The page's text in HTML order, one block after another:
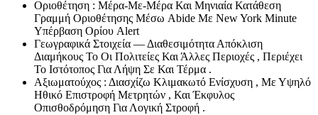
Οριοθέτηση : Μέρα-Με-Μέρα Και Μηνιαία Κατάθεση
Γραμμή Οριοθέτησης Μέσω Abide Με New York Minute
Υπέρβαση Ορίου Alert
Γεωγραφικά Στοιχεία — Διαθεσιμότητα Απόκλιση
Διαμήκους Το Οι Πολιτείες Και Άλλες Περιοχές , Περιέχει
Το Ιστότοπος Για Λήψη Σε Και Τέρμα .
Αξιωματούχος : Διασχίζω Κλιμακωτό Ενίσχυση , Με Υψηλό
Ηθικό Επιστροφή Μετρητών , Και Έκφυλος
Οπισθοδρόμηση Για Λογική Στροφή .